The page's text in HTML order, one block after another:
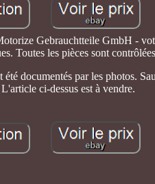
Gebrauchtteile GmbH -
Toutes les pièces sont
documentés par les photos.
ci-dessus est à vendre.